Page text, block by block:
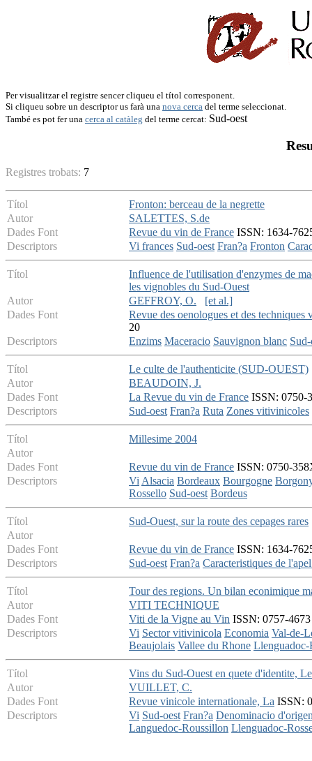
Per visualitzar el registre sencer cliqueu el títol corresponent.
Si cliqueu sobre un descriptor us farà una nova cerca del terme seleccionat.
També es pot fer una cerca al catàleg del terme cercat: Sud-oest
Registres trobats: 7
Títol
Fronton: berceau de la negrette
Autor
SALETTES, S.de
Dades Font
Revue du vin de France ISSN: 1634-
Descriptors
Vi frances Sud-oest Fran?a Fronton
Títol
Influence de l'utilisation d'enzymes de
les vignobles du Sud-Ouest
Autor
GEFFROY, O.
[et al.]
Dades Font
Revue des oenologues et des
20
Descriptors
Enzims Maceracio Sauvignon blanc
Títol
Le culte de l'authenticite (SUD-OUEST)
Autor
BEAUDOIN, J.
Dades Font
La Revue du vin de France ISSN: 0750-
Descriptors
Sud-oest Fran?a Ruta Zones vitivinicoles
Títol
Millesime 2004
Autor
Dades Font
Revue du vin de France ISSN: 0750-
Descriptors
ViAlsacia Bordeaux Bourgogne
Rossello Sud-oest Bordeus
Títol
Sud-Ouest, sur la route des cepages rares
Autor
Dades Font
Revue du vin de France ISSN: 1634-
Descriptors
Sud-oest Fran?a Caracteristiques de
Títol
Tour des regions. Un bilan econimique
Autor
VITI TECHNIQUE
Dades Font
Viti de la Vigne au Vin ISSN: 0757-
Descriptors
Vi Sector vitivinicola Economia Val-de-
Beaujolais Vallee du Rhone Llenguadoc-
Títol
Vins du Sud-Ouest en quete d'identite,
Autor
VUILLET, C.
Dades Font
Revue vinicole internationale, La ISSN:
Descriptors
Vi Sud-oest Fran?a Denominacio
Languedoc-Roussillon Llenguadoc-